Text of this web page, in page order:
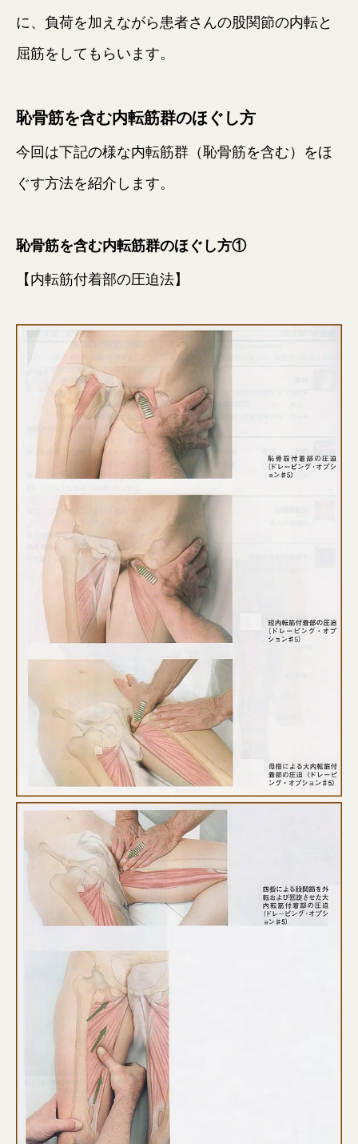
に、負荷を加えながら患者さんの股関節の内転と
屈筋をしてもらいます。
恥骨筋を含む内転筋群のほぐし方
今回は下記の様な内転筋群（恥骨筋を含む）をほ
ぐす方法を紹介します。
恥骨筋を含む内転筋群のほぐし方①
【内転筋付着部の圧迫法】